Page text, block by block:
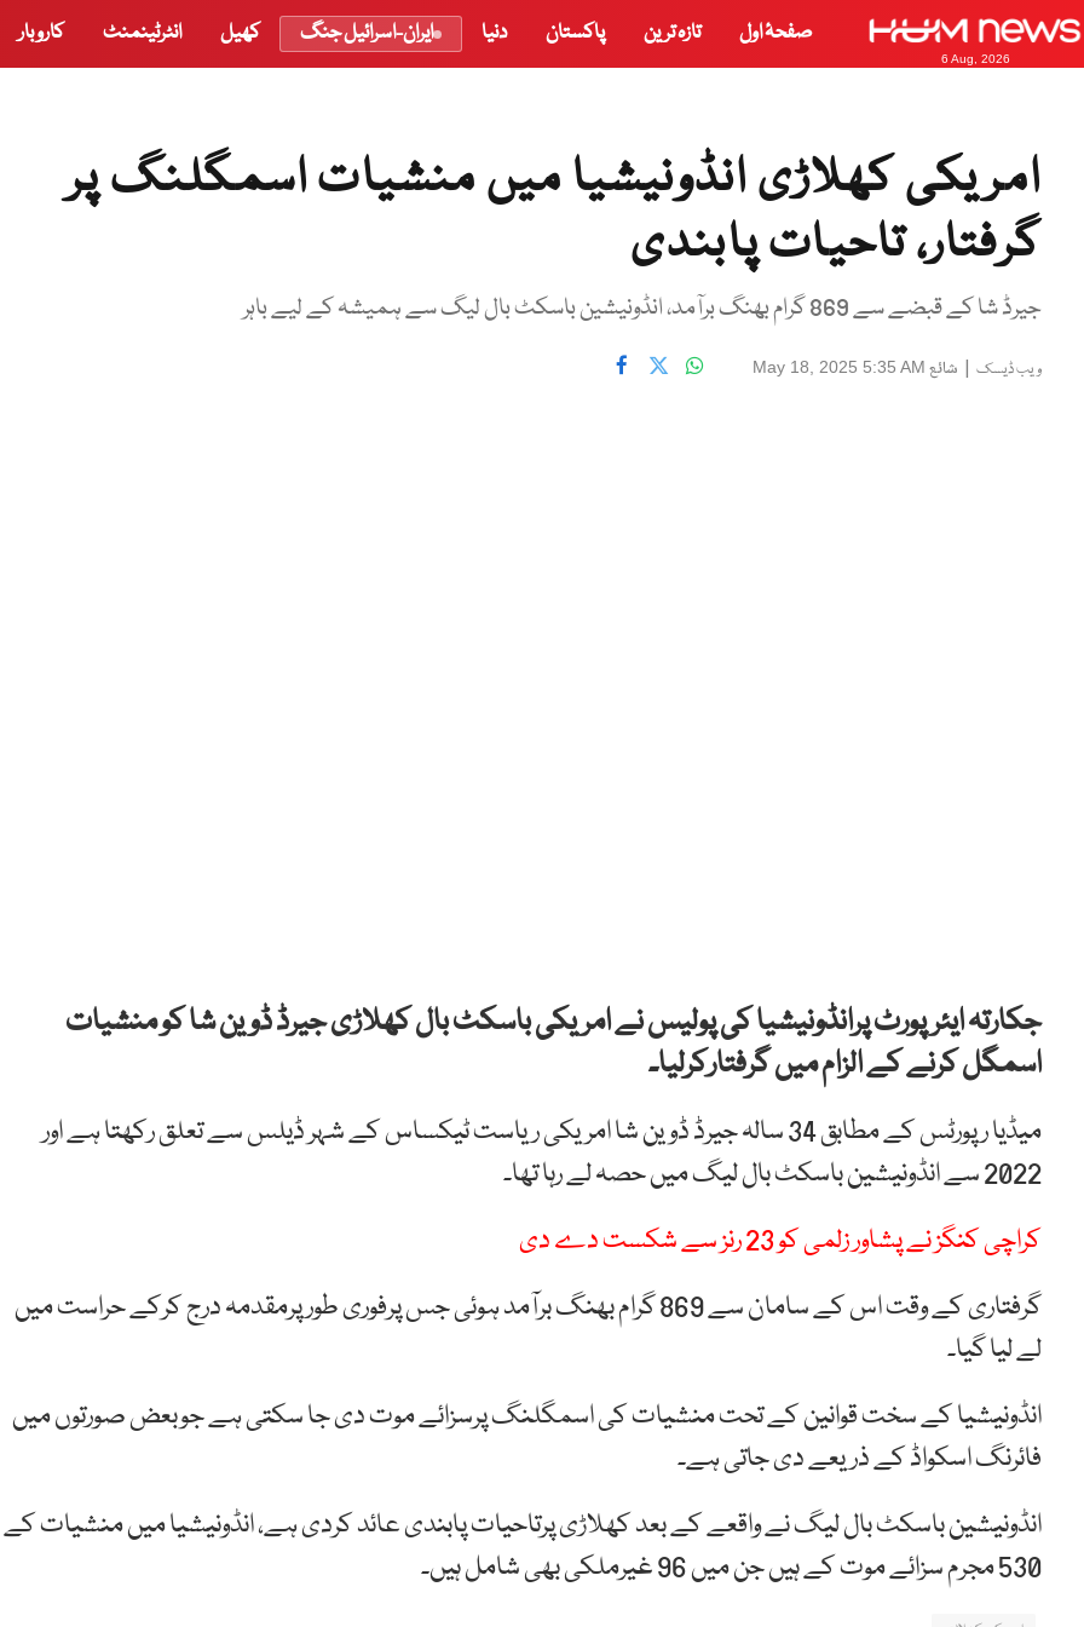
6 Aug, 2026
صفحۂ اول تازہ ترین پاکستان دنیا ایران-اسرائیل جنگ کھیل انٹرٹینمنٹ کاروبار
امریکی کھلاڑی انڈونیشیا میں منشیات اسمگلنگ پر
گرفتار، تاحیات پابندی
جیرڈ شا کے قبضے سے 869 گرام بھنگ برآمد، انڈونیشین باسکٹ بال لیگ سے ہمیشہ کے لیے باہر
ویب ڈیسک | شائع May 18, 2025 5:35 AM
جکارتہ ایئرپورٹ پرانڈونیشیا کی پولیس نے امریکی باسکٹ بال کھلاڑی جیرڈ ڈوین شا کو منشیات
اسمگل کرنے کے الزام میں گرفتارکرلیا۔
میڈیا رپورٹس کے مطابق 34 سالہ جیرڈ ڈوین شا امریکی ریاست ٹیکساس کے شہر ڈیلس سے تعلق رکھتا ہے اور
2022 سے انڈونیشین باسکٹ بال لیگ میں حصہ لے رہا تھا۔
کراچی کنگز نے پشاور زلمی کو 23 رنز سے شکست دے دی
گرفتاری کے وقت اس کے سامان سے 869 گرام بھنگ برآمد ہوئی جس پرفوری طور پرمقدمہ درج کرکے حراست میں
لے لیا گیا۔
انڈونیشیا کے سخت قوانین کے تحت منشیات کی اسمگلنگ پرسزائے موت دی جا سکتی ہے جوبعض صورتوں میں
فائرنگ اسکواڈ کے ذریعے دی جاتی ہے۔
انڈونیشین باسکٹ بال لیگ نے واقعے کے بعد کھلاڑی پرتاحیات پابندی عائد کردی ہے، انڈونیشیا میں منشیات کے
530 مجرم سزائے موت کے ہیں جن میں 96 غیرملکی بھی شامل ہیں۔